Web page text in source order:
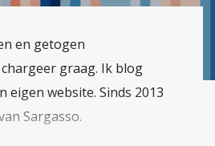
en getogen
graag. Ik blog
eigen website. Sinds 2013
Sargasso.